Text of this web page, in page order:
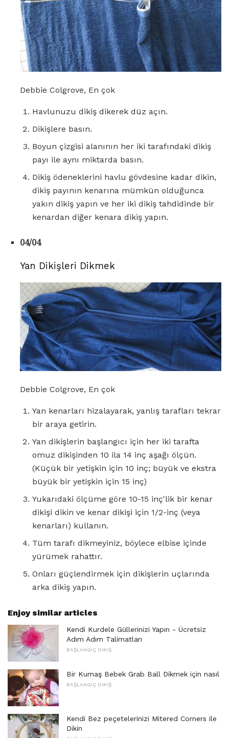
Debbie Colgrove, En çok
Havlunuzu dikiş dikerek düz açın.
Dikişlere basın.
Boyun çizgisi alanının her iki tarafındaki dikiş
payı ile aynı miktarda basın.
Dikiş ödeneklerini havlu gövdesine kadar dikin,
dikiş payının kenarına mümkün olduğunca
yakın dikiş yapın ve her iki dikiş tahdidinde bir
kenardan diğer kenara dikiş yapın.
04/04
Yan Dikişleri Dikmek
Debbie Colgrove, En çok
Yan kenarları hizalayarak, yanlış tarafları tekrar
bir araya getirin.
Yan dikişlerin başlangıcı için her iki tarafta
omuz dikişinden 10 ila 14 inç aşağı ölçün.
(Küçük bir yetişkin için 10 inç; büyük ve ekstra
büyük bir yetişkin için 15 inç)
Yukarıdaki ölçüme göre 10-15 inç'lik bir kenar
dikişi dikin ve kenar dikişi için 1/2-inç (veya
kenarları) kullanın.
Tüm tarafı dikmeyiniz, böylece elbise içinde
yürümek rahattır.
Onları güçlendirmek için dikişlerin uçlarında
arka dikiş yapın.
Enjoy similar articles
Kendi Kurdele Güllerinizi Yapın - Ücretsiz
Adım Adım Talimatları
BAŞLANGIÇ ​​DIKIŞ
Bir Kumaş Bebek Grab Ball Dikmek için nasıl
BAŞLANGIÇ ​​DIKIŞ
Kendi Bez peçetelerinizi Mitered Corners ile
Dikin